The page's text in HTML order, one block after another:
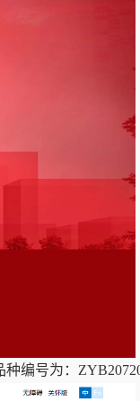
编号为：